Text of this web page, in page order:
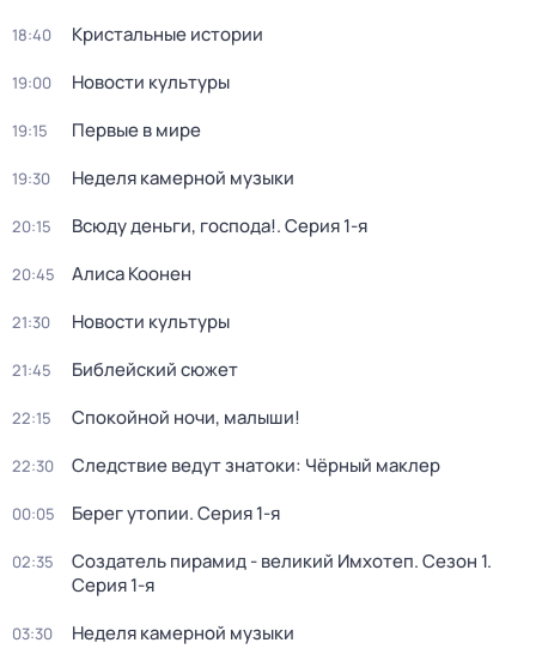
18:40 Кристальные истории
19:00 Новости культуры
19:15 Первые в мире
19:30 Неделя камерной музыки
20:15 Всюду деньги, господа!. Серия 1-я
20:45 Алиса Коонен
21:30 Новости культуры
21:45 Библейский сюжет
22:15 Спокойной ночи, малыши!
22:30 Следствие ведут знатоки: Чёрный маклер
00:05 Берег утопии. Серия 1-я
02:35 Создатель пирамид - великий Имхотеп. Сезон 1.
Серия 1-я
03:30 Неделя камерной музыки